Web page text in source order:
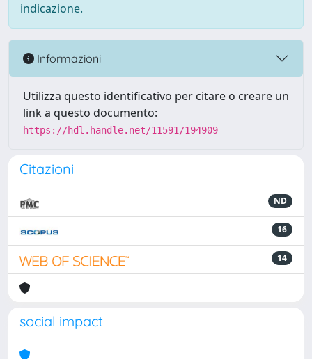
indicazione.
Informazioni
Utilizza questo identificativo per citare o creare un
link a questo documento:
https://hdl.handle.net/11591/194909
Citazioni
ND
16
14
social impact